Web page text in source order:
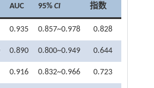
AUC 95% CI
指数
0.935 0.857~0.978 0.828
0.890 0.800~0.949 0.644
0.916 0.832~0.966 0.723